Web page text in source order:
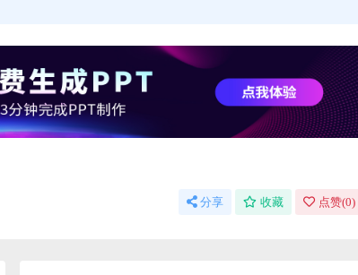
分享 收藏 点赞(0)